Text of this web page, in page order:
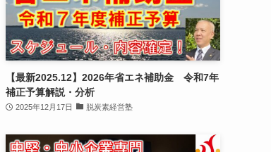
【最新2025.12】2026年省エネ補助金 令和7年
補正予算解説・分析
2025年12月17日 脱炭素経営塾